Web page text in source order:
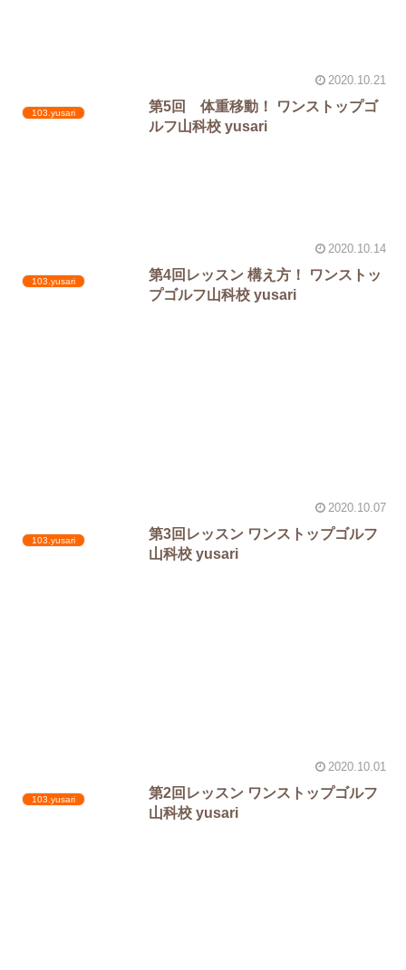
2020.10.21
103.yusari
第5回 体重移動！ ワンストップゴ
ルフ山科校 yusari
2020.10.14
103.yusari
第4回レッスン 構え方！ ワンストッ
プゴルフ山科校 yusari
2020.10.07
103.yusari
第3回レッスン ワンストップゴルフ
山科校 yusari
2020.10.01
103.yusari
第2回レッスン ワンストップゴルフ
山科校 yusari